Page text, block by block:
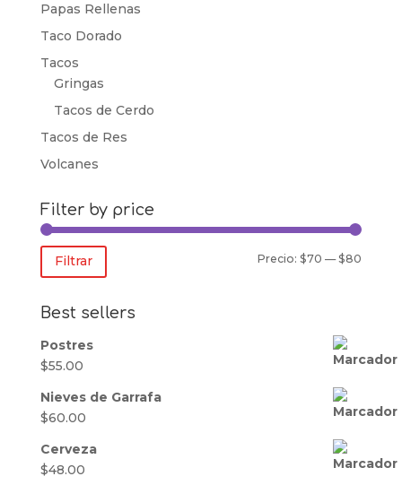
Papas Rellenas
Taco Dorado
Tacos
Gringas
Tacos de Cerdo
Tacos de Res
Volcanes
Filter by price
Filtrar Precio:$70 —$80
Best sellers
Postres
$55.00
Nieves de Garrafa
$60.00
Cerveza
$48.00